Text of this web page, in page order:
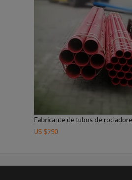
Fabricante de tubos de
US $790